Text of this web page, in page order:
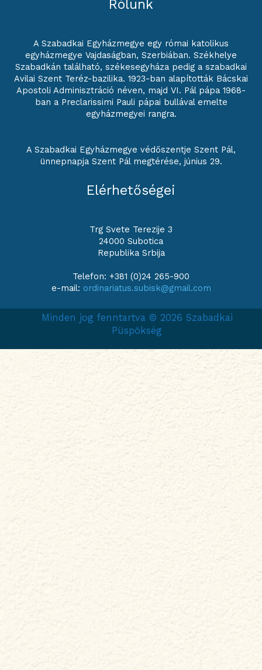
Rólunk
A Szabadkai Egyházmegye egy római katolikus
egyházmegye Vajdaságban, Szerbiában. Székhelye
Szabadkán található, székesegyháza pedig a szabadkai
Avilai Szent Teréz-bazilika. 1923-ban alapították Bácskai
Apostoli Adminisztráció néven, majd VI. Pál pápa 1968-
ban a Preclarissimi Pauli pápai bullával emelte
egyházmegyei rangra.
A Szabadkai Egyházmegye védőszentje Szent Pál,
ünnepnapja Szent Pál megtérése, június 29.
Elérhetőségei
Trg Svete Terezije 3
24000 Subotica
Republika Srbija
Telefon: +381 (0)24 265-900
e-mail: ordinariatus.subisk@gmail.com
Minden jog fenntartva © 2026 Szabadkai
Püspökség